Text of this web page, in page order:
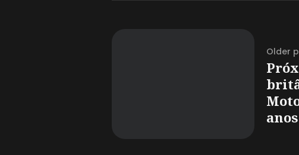
Older